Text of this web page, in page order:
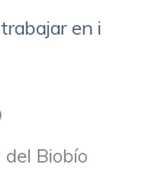
en i
del Biobío